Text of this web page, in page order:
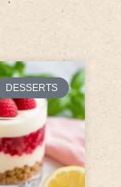
DESSERTS